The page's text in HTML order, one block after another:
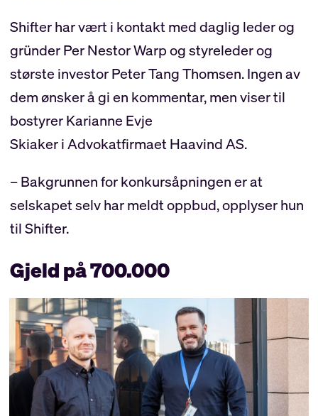
Shifter har vært i kontakt med daglig leder og
gründer Per Nestor Warp og styreleder og
største investor Peter Tang Thomsen. Ingen av
dem ønsker å gi en kommentar, men viser til
bostyrer Karianne Evje
Skiaker i Advokatfirmaet Haavind AS.
– Bakgrunnen for konkursåpningen er at
selskapet selv har meldt oppbud, opplyser hun
til Shifter.
Gjeld på 700.000